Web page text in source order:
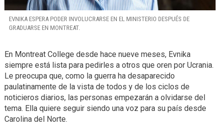
EVNIKA ESPERA PODER INVOLUCRARSE EN EL MINISTERIO DESPUÉS DE
GRADUARSE EN MONTREAT.
En Montreat College desde hace nueve meses, Evnika
siempre está lista para pedirles a otros que oren por Ucrania.
Le preocupa que, como la guerra ha desaparecido
paulatinamente de la vista de todos y de los ciclos de
noticieros diarios, las personas empezarán a olvidarse del
tema. Ella quiere seguir siendo una voz para su país desde
Carolina del Norte.